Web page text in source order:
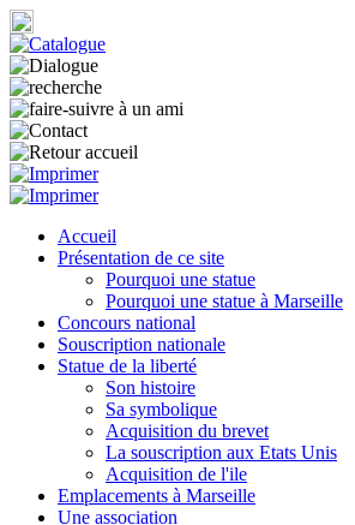
Accueil
Présentation de ce site
Pourquoi une statue
Pourquoi une statue à Marseille
Concours national
Souscription nationale
Statue de la liberté
Son histoire
Sa symbolique
Acquisition du brevet
La souscription aux Etats Unis
Acquisition de l'ile
Emplacements à Marseille
Une association